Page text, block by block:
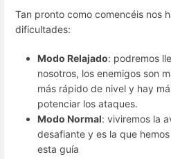
Tan pronto como comencéis nos
dificultades:
Modo Relajado: podremos
nosotros, los enemigos son
más rápido de nivel y hay
potenciar los ataques.
Modo Normal: viviremos la
desafiante y es la que
esta guía